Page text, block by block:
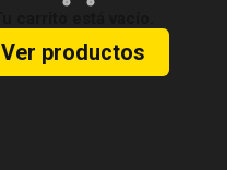
Ver productos